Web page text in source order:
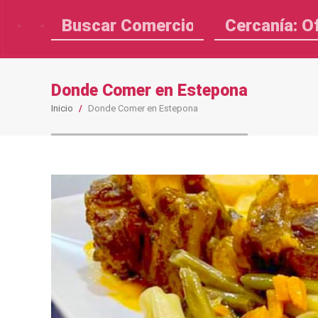
Cercanía:
Donde Comer en Estepona
Inicio / Donde Comer en Estepona